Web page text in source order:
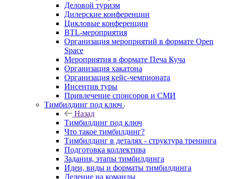
Деловой туризм
Дилерские конференции
Цикловые конференции
BTL-мероприятия
Организация мероприятий в формате Open
Space
Мероприятия в формате Печа Куча
Организация хакатона
Организация кейс-чемпионата
Инсентив туры
Привлечение спонсоров и СМИ
Тимбилдинг под ключ
Назад
Тимбилдинг под ключ
Что такое тимбилдинг?
Тимбилдинг в деталях - структура тренинга
Подготовка коллектива
Задания, этапы тимбилдинга
Идеи, виды и форматы тимбилдинга
Деление на команды